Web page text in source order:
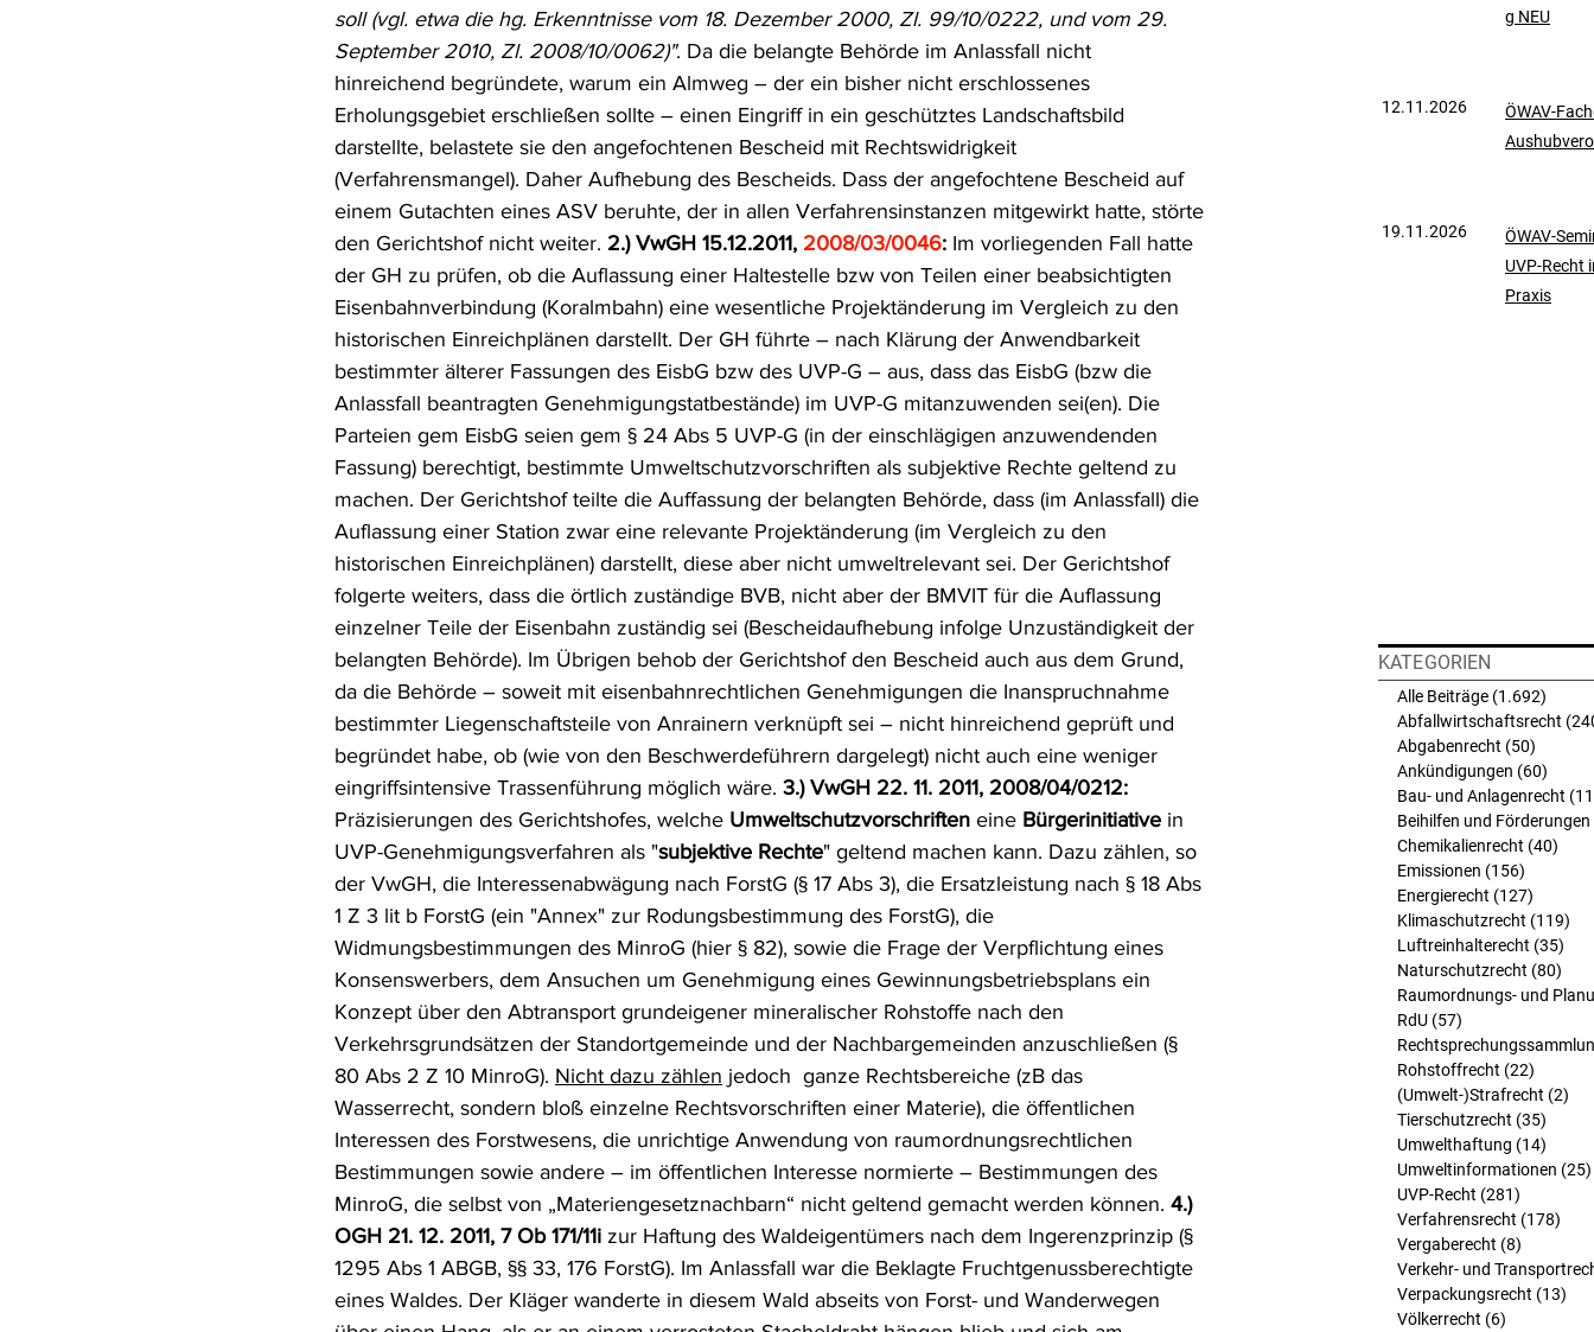
Wasserrecht RDU Umwelt-Ausgabe Erdgas Schutzgebiet Forstrecht
soll (vgl. etwa die hg. Erkenntnisse vom 18. Dezember 2000, Zl. 99/10/0222, und vom 29.
September 2010, Zl. 2008/10/0062)". Da die belangte Behörde im Anlassfall nicht
hinreichend begründete, warum ein Almweg – der ein bisher nicht erschlossenes
Erholungsgebiet erschließen sollte – einen Eingriff in ein geschütztes Landschaftsbild
darstellte, belastete sie den angefochtenen Bescheid mit Rechtswidrigkeit
(Verfahrensmangel). Daher Aufhebung des Bescheids. Dass der angefochtene Bescheid auf
einem Gutachten eines ASV beruhte, der in allen Verfahrensinstanzen mitgewirkt hatte, störte
den Gerichtshof nicht weiter. 2.) VwGH 15.12.2011, 2008/03/0046: Im vorliegenden Fall hatte
der GH zu prüfen, ob die Auflassung einer Haltestelle bzw von Teilen einer beabsichtigten
Eisenbahnverbindung (Koralmbahn) eine wesentliche Projektänderung im Vergleich zu den
historischen Einreichplänen darstellt. Der GH führte – nach Klärung der Anwendbarkeit
bestimmter älterer Fassungen des EisbG bzw des UVP-G – aus, dass das EisbG (bzw die
Anlassfall beantragten Genehmigungstatbestände) im UVP-G mitanzuwenden sei(en). Die
Parteien gem EisbG seien gem § 24 Abs 5 UVP-G (in der einschlägigen anzuwendenden
Fassung) berechtigt, bestimmte Umweltschutzvorschriften als subjektive Rechte geltend zu
machen. Der Gerichtshof teilte die Auffassung der belangten Behörde, dass (im Anlassfall) die
Auflassung einer Station zwar eine relevante Projektänderung (im Vergleich zu den
historischen Einreichplänen) darstellt, diese aber nicht umweltrelevant sei. Der Gerichtshof
folgerte weiters, dass die örtlich zuständige BVB, nicht aber der BMVIT für die Auflassung
einzelner Teile der Eisenbahn zuständig sei (Bescheidaufhebung infolge Unzuständigkeit der
belangten Behörde). Im Übrigen behob der Gerichtshof den Bescheid auch aus dem Grund,
da die Behörde – soweit mit eisenbahnrechtlichen Genehmigungen die Inanspruchnahme
bestimmter Liegenschaftsteile von Anrainern verknüpft sei – nicht hinreichend geprüft und
begründet habe, ob (wie von den Beschwerdeführern dargelegt) nicht auch eine weniger
eingriffsintensive Trassenführung möglich wäre. 3.) VwGH 22. 11. 2011, 2008/04/0212:
Präzisierungen des Gerichtshofes, welche Umweltschutzvorschriften eine Bürgerinitiative in
UVP-Genehmigungsverfahren als "subjektive Rechte" geltend machen kann. Dazu zählen, so
der VwGH, die Interessenabwägung nach ForstG (§ 17 Abs 3), die Ersatzleistung nach § 18 Abs
1 Z 3 lit b ForstG (ein "Annex" zur Rodungsbestimmung des ForstG), die
Widmungsbestimmungen des MinroG (hier § 82), sowie die Frage der Verpflichtung eines
Konsenswerbers, dem Ansuchen um Genehmigung eines Gewinnungsbetriebsplans ein
Konzept über den Abtransport grundeigener mineralischer Rohstoffe nach den
Verkehrsgrundsätzen der Standortgemeinde und der Nachbargemeinden anzuschließen (§
80 Abs 2 Z 10 MinroG). Nicht dazu zählen jedoch  ganze Rechtsbereiche (zB das
Wasserrecht, sondern bloß einzelne Rechtsvorschriften einer Materie), die öffentlichen
Interessen des Forstwesens, die unrichtige Anwendung von raumordnungsrechtlichen
Bestimmungen sowie andere – im öffentlichen Interesse normierte – Bestimmungen des
MinroG, die selbst von „Materiengesetznachbarn“ nicht geltend gemacht werden können. 4.)
OGH 21. 12. 2011, 7 Ob 171/11i zur Haftung des Waldeigentümers nach dem Ingerenzprinzip (§
1295 Abs 1 ABGB, §§ 33, 176 ForstG). Im Anlassfall war die Beklagte Fruchtgenussberechtigte
eines Waldes. Der Kläger wanderte in diesem Wald abseits von Forst- und Wanderwegen
Alle Beiträge (1.692)
Abfallwirtschaftsrecht
Abgabenrecht (50)
Ankündigungen (60)
Bau- und Anlagenrecht
Beihilfen und Förderungen
Chemikalienrecht (40)
Emissionen (156)
Energierecht (127)
Klimaschutzrecht (119)
Luftreinhalterecht (35)
Naturschutzrecht (80)
Raumordnungs- und
RdU (57)
Rohstoffrecht (22)
(Umwelt-)Strafrecht (2)
Tierschutzrecht (35)
Umwelthaftung (14)
Umweltinformationen (25)
UVP-Recht (281)
Verfahrensrecht (178)
Vergaberecht (8)
Verkehr- und
Verpackungsrecht (13)
Völkerrecht (6)
g NEU
12.11.2026
ÖWAV-
19.11.2026
ÖWAV-
UVP-Recht
Praxis
KATEGORIEN